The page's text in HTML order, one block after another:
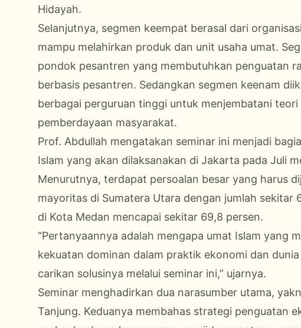
Hidayah.
Selanjutnya, segmen keempat berasal dari
mampu melahirkan produk dan unit usaha umat.
pondok pesantren yang membutuhkan penguatan
berbasis pesantren. Sedangkan segmen keenam
berbagai perguruan tinggi untuk menjembatani
pemberdayaan masyarakat.
Prof. Abdullah mengatakan seminar ini menjadi
Islam yang akan dilaksanakan di Jakarta pada Juli
Menurutnya, terdapat persoalan besar yang harus
mayoritas di Sumatera Utara dengan jumlah
di Kota Medan mencapai sekitar 69,8 persen.
“Pertanyaannya adalah mengapa umat Islam yang
kekuatan dominan dalam praktik ekonomi dan
carikan solusinya melalui seminar ini,” ujarnya.
Seminar menghadirkan dua narasumber utama,
Tanjung. Keduanya membahas strategi penguatan